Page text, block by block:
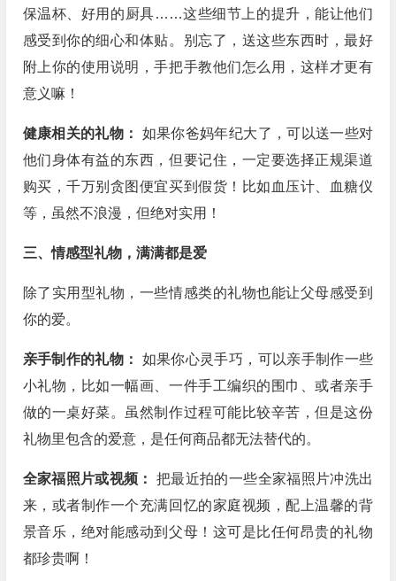
保温杯、好用的厨具……这些细节上的提升，能让他们
感受到你的细心和体贴。别忘了，送这些东西时，最好
附上你的使用说明，手把手教他们怎么用，这样才更有
意义嘛！
健康相关的礼物： 如果你爸妈年纪大了，可以送一些对
他们身体有益的东西，但要记住，一定要选择正规渠道
购买，千万别贪图便宜买到假货！比如血压计、血糖仪
等，虽然不浪漫，但绝对实用！
三、情感型礼物，满满都是爱
除了实用型礼物，一些情感类的礼物也能让父母感受到
你的爱。
亲手制作的礼物： 如果你心灵手巧，可以亲手制作一些
小礼物，比如一幅画、一件手工编织的围巾、或者亲手
做的一桌好菜。虽然制作过程可能比较辛苦，但是这份
礼物里包含的爱意，是任何商品都无法替代的。
全家福照片或视频：把最近拍的一些全家福照片冲洗出
来，或者制作一个充满回忆的家庭视频，配上温馨的背
景音乐，绝对能感动到父母！这可是比任何昂贵的礼物
都珍贵啊！